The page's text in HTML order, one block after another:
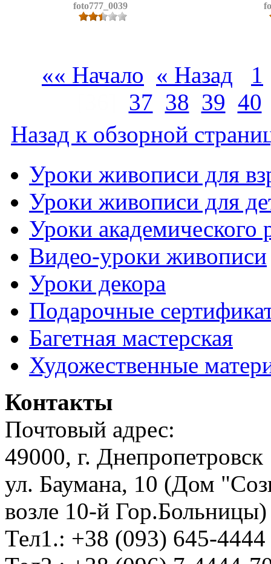
foto777_0039
«« Начало « Назад
1
37 38 39 40
Назад к обзорной
Уроки живописи для
Уроки живописи для
Уроки академического
Видео-уроки живописи
Уроки декора
Подарочные
Багетная мастерская
Художественные
Контакты
Почтовый адрес:
49000, г. Днепропетровск
ул. Баумана, 10 (Дом
возле 10-й Гор.Больницы)
Тел1.: +38 (093) 645-4444